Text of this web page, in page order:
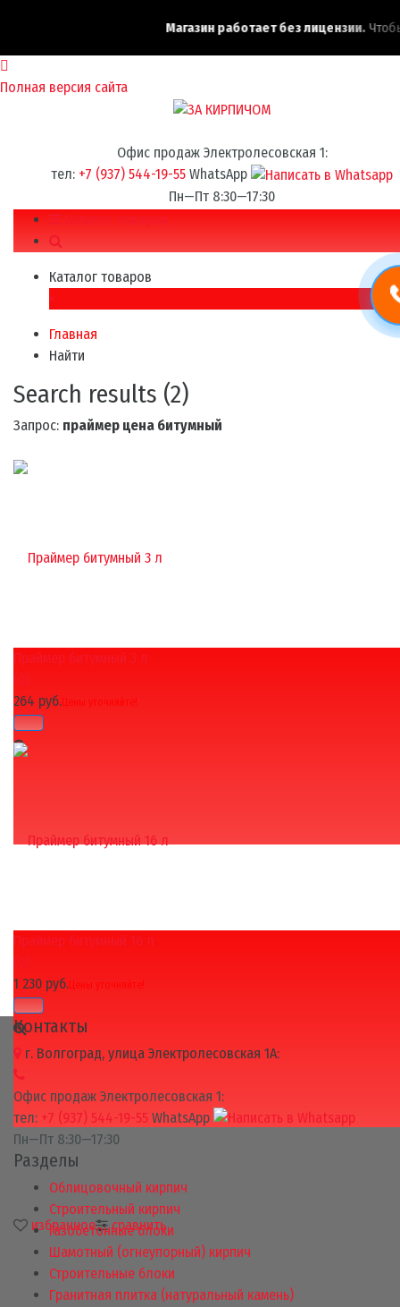
Магазин работает без лицензии.Чтобы
Полная версия сайта
Офис продаж Электролесовская 1:
тел: +7 (937) 544-19-55 WhatsApp
Пн—Пт 8:30—17:30
Каталог товаров
Каталог товаров
×
Главная
Найти
Search results (2)
Запрос: праймер цена битумный
избранное сравнить
Праймер битумный 3 л
(0)
264 руб.Цены уточняйте!
избранное сравнить
Праймер битумный 16 л
(0)
1 230 руб.Цены уточняйте!
Контакты
г. Волгоград, улица Электролесовская 1А:
Офис продаж Электролесовская 1:
тел: +7 (937) 544-19-55 WhatsApp
Пн—Пт 8:30—17:30
Разделы
Облицовочный кирпич
Строительный кирпич
Газобетонные блоки
Шамотный (огнеупорный) кирпич
Строительные блоки
Гранитная плитка (натуральный камень)